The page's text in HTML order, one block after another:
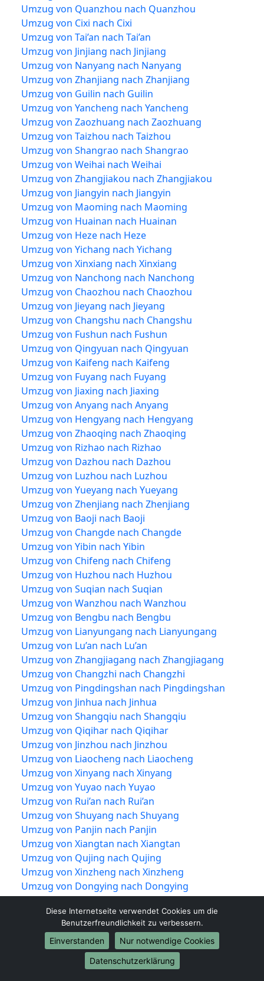
Umzug von Quanzhou nach Quanzhou
Umzug von Cixi nach Cixi
Umzug von Tai’an nach Tai’an
Umzug von Jinjiang nach Jinjiang
Umzug von Nanyang nach Nanyang
Umzug von Zhanjiang nach Zhanjiang
Umzug von Guilin nach Guilin
Umzug von Yancheng nach Yancheng
Umzug von Zaozhuang nach Zaozhuang
Umzug von Taizhou nach Taizhou
Umzug von Shangrao nach Shangrao
Umzug von Weihai nach Weihai
Umzug von Zhangjiakou nach Zhangjiakou
Umzug von Jiangyin nach Jiangyin
Umzug von Maoming nach Maoming
Umzug von Huainan nach Huainan
Umzug von Heze nach Heze
Umzug von Yichang nach Yichang
Umzug von Xinxiang nach Xinxiang
Umzug von Nanchong nach Nanchong
Umzug von Chaozhou nach Chaozhou
Umzug von Jieyang nach Jieyang
Umzug von Changshu nach Changshu
Umzug von Fushun nach Fushun
Umzug von Qingyuan nach Qingyuan
Umzug von Kaifeng nach Kaifeng
Umzug von Fuyang nach Fuyang
Umzug von Jiaxing nach Jiaxing
Umzug von Anyang nach Anyang
Umzug von Hengyang nach Hengyang
Umzug von Zhaoqing nach Zhaoqing
Umzug von Rizhao nach Rizhao
Umzug von Dazhou nach Dazhou
Umzug von Luzhou nach Luzhou
Umzug von Yueyang nach Yueyang
Umzug von Zhenjiang nach Zhenjiang
Umzug von Baoji nach Baoji
Umzug von Changde nach Changde
Umzug von Yibin nach Yibin
Umzug von Chifeng nach Chifeng
Umzug von Huzhou nach Huzhou
Umzug von Suqian nach Suqian
Umzug von Wanzhou nach Wanzhou
Umzug von Bengbu nach Bengbu
Umzug von Lianyungang nach Lianyungang
Umzug von Lu’an nach Lu’an
Umzug von Zhangjiagang nach Zhangjiagang
Umzug von Changzhi nach Changzhi
Umzug von Pingdingshan nach Pingdingshan
Umzug von Jinhua nach Jinhua
Umzug von Shangqiu nach Shangqiu
Umzug von Qiqihar nach Qiqihar
Umzug von Jinzhou nach Jinzhou
Umzug von Liaocheng nach Liaocheng
Umzug von Xinyang nach Xinyang
Umzug von Yuyao nach Yuyao
Umzug von Rui’an nach Rui’an
Umzug von Shuyang nach Shuyang
Umzug von Panjin nach Panjin
Umzug von Xiangtan nach Xiangtan
Umzug von Qujing nach Qujing
Umzug von Xinzheng nach Xinzheng
Umzug von Dongying nach Dongying
Umzug von Jiujiang nach Jiujiang
Umzug von Shiyan nach Shiyan
Umzug von Jīngzhōu nach Jīngzhōu
Umzug von Yueqing nach Yueqing
Umzug von Tengzhou nach Tengzhou
Umzug von Nan’an nach Nan’an
Diese Internetseite verwendet Cookies um die
Benutzerfreundlichkeit zu verbessern.
Einverstanden
Nur notwendige Cookies
Datenschutzerklärung